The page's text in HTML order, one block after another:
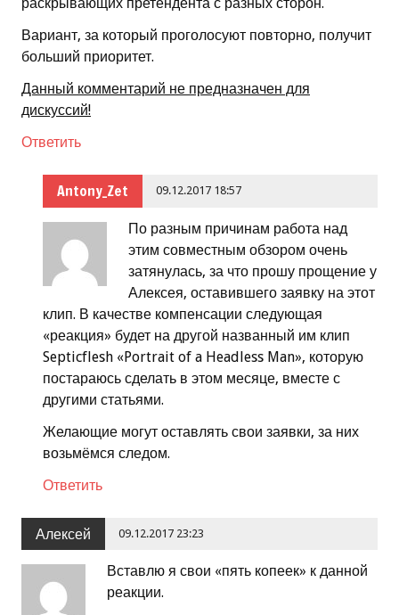
Вариант, за который проголосуют повторно, получит
больший приоритет.
Данный комментарий не предназначен для
дискуссий!
Ответить
Antony_Zet 09.12.2017 18:57
По разным причинам работа над
этим совместным обзором очень
затянулась, за что прошу прощение у
Алексея, оставившего заявку на этот
клип. В качестве компенсации следующая
«реакция» будет на другой названный им клип
Septicflesh «Portrait of a Headless Man», которую
постараюсь сделать в этом месяце, вместе с
другими статьями.
Желающие могут оставлять свои заявки, за них
возьмёмся следом.
Ответить
Алексей 09.12.2017 23:23
Вставлю я свои «пять копеек» к данной
реакции.